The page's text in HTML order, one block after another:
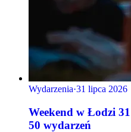
Wydarzenia·31 lipca 2026
Weekend w Łodzi
50 wydarzeń